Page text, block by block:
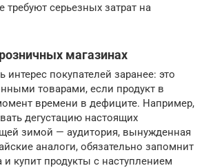
требуют серьезных затрат на
магазинах
покупателей заранее: это
товарами, если продукт в
времени в дефиците. Например,
дегустацию настоящих
зимой — аудитория, вынужденная
аналоги, обязательно запомнит
и купит продукты с наступлением